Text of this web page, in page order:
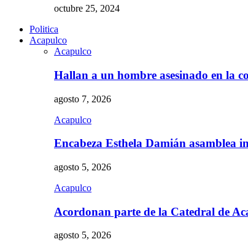
octubre 25, 2024
Politica
Acapulco
Acapulco
Hallan a un hombre asesinado en la
agosto 7, 2026
Acapulco
Encabeza Esthela Damián
agosto 5, 2026
Acapulco
Acordonan parte de la Catedral de
agosto 5, 2026